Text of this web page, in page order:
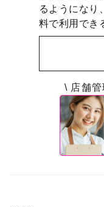
るようになり、
料で利用でき
\ 店舗